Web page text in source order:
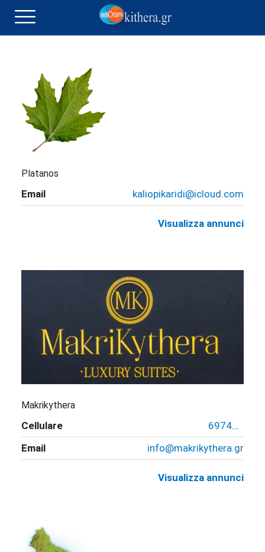
Platanos
Email kaliopikaridi@icloud.com
Visualizza annunci
Makrikythera
Cellulare
6974754778
Email
info@makrikythera.gr
Visualizza annunci